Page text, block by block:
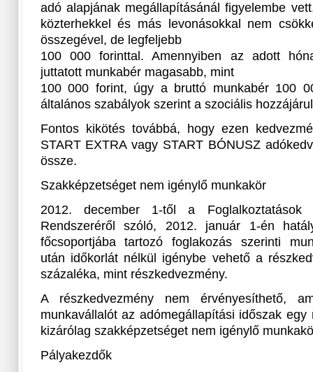
adó alapjának megállapításánál figyelembe
közterhekkel és más levonásokkal nem
összegével, de legfeljebb
100 000 forinttal. Amennyiben az adott
juttatott munkabér magasabb, mint
100 000 forint, úgy a bruttó munkabér 100
általános szabályok szerint a szociális
Fontos kikötés továbbá, hogy ezen
START EXTRA vagy START BÓNUSZ
össze.
Szakképzetséget nem igénylő munkakör
2012. december 1-től a Foglalkoztatások
Rendszeréről szóló, 2012. január 1-én
főcsoportjába tartozó foglakozás szerinti
után időkorlát nélkül igénybe vehető a
százaléka, mint részkedvezmény.
A részkedvezmény nem érvényesíthető,
munkavállalót az adómegállapítási időszak
kizárólag szakképzetséget nem igénylő
Pályakezdők